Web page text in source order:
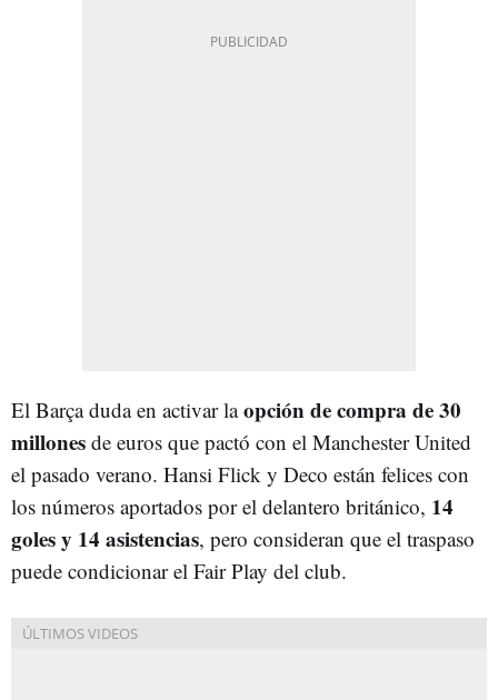
El Barça duda en activar laopción de compra de 30
millones de euros que pactó con el Manchester United
el pasado verano. Hansi Flick y Deco están felices con
los números aportados por el delantero británico, 14
goles y 14 asistencias, pero consideran que el traspaso
puede condicionar el Fair Play del club.